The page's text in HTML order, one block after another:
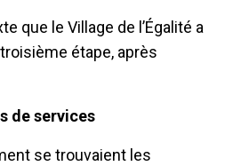
que le Village de l’Égalité a
étape, après
de services
se trouvaient les